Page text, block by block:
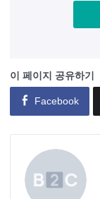
이 페이지 공유하기
Facebook